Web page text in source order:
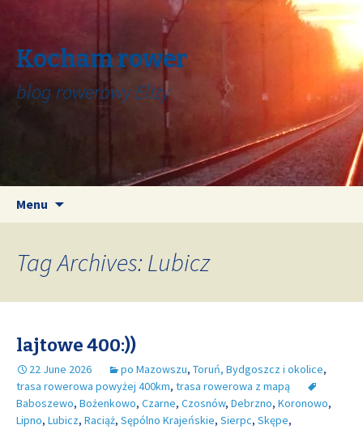
Kocham rower
blog rowerowy Elizy
Menu
Tag Archives: Lubicz
lajtowe 400:))
22 June 2026 po Mazowszu, Toruń, Bydgoszcz i okolice,
trasa rowerowa powyżej 400km, trasa rowerowa z mapą
Baboszewo, Bożenkowo, Czarne, Czosnów, Debrzno, Koronowo,
Lipno, Lubicz, Raciąż, Sępólno Krajeńskie, Sierpc, Skępe,